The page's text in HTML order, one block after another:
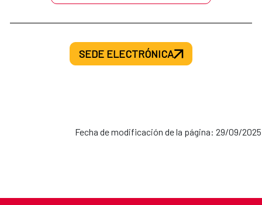
SEDE ELECTRÓNICA
Fecha de modificación de la página: 29/09/2025